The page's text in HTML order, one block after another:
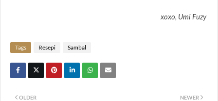
xoxo, Umi Fuzy
Tags Resepi Sambal
NEWER
OLDER